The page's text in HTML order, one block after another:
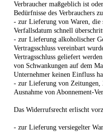
Verbraucher maßgeblich ist
Bedürfnisse des Verbrauchers
- zur Lieferung von Waren, die
Verfallsdatum schnell
- zur Lieferung alkoholischer
Vertragsschluss vereinbart
Vertragsschluss geliefert
von Schwankungen auf dem
Unternehmer keinen Einfluss
- zur Lieferung von
Ausnahme von Abonnement-
Das Widerrufsrecht erlischt
- zur Lieferung versiegelter